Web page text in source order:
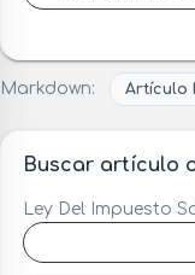
Markdown: Artículo
Buscar artículo
Ley Del Impuesto